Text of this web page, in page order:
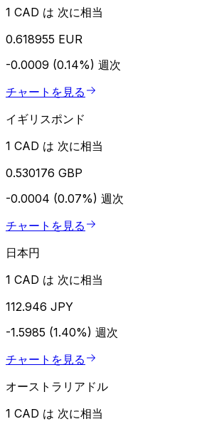
1 CAD は 次に相当
0.618955 EUR
-0.0009 (0.14%) 週次
チャートを見る
イギリスポンド
1 CAD は 次に相当
0.530176 GBP
-0.0004 (0.07%) 週次
チャートを見る
日本円
1 CAD は 次に相当
112.946 JPY
-1.5985 (1.40%) 週次
チャートを見る
オーストラリアドル
1 CAD は 次に相当